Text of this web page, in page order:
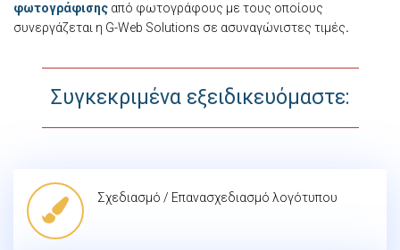
φωτογράφισης από φωτογράφους με τους οποίους
συνεργάζεται η G-Web Solutions σε ασυναγώνιστες τιμές.
Συγκεκριμένα εξειδικευόμαστε:
Σχεδιασμό / Επανασχεδιασμό λογότυπου